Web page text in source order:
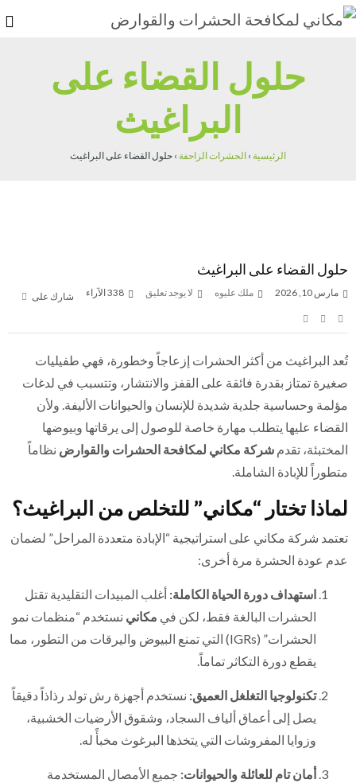
حلول القضاء على
البراغيث
الرئيسية › الحشرات الزاحفة › حلول القضاء على البراغيث
حلول القضاء على البراغيث
مارس 10, 2026 ملك عليوه لا يوجد تعليق الآراء شارك على
تُعد البراغيث من أكثر الحشرات إزعاجاً وخطورة، فهي طفيليات
صغيرة تمتاز بقدرة فائقة على القفز والانتشار، وتتسبب في لدغات
مؤلمة وحساسية جلدية شديدة للإنسان والحيوانات الأليفة. ولأن
القضاء عليها يتطلب مهارة خاصة للوصول إلى يرقاتها وبيوضها
المختبئة، تقدم شركة مكاني لمكافحة الحشرات والقوارض نظاماً
متطوراً للإبادة الشاملة.
لماذا تختار “مكاني” للتخلص من البراغيث؟
تعتمد شركة مكاني على استراتيجية “الإبادة متعددة المراحل” لضمان
عدم عودة الحشرة مرة أخرى:
استهداف دورة الحياة الكاملة: أغلب المبيدات التقليدية تقتل
الحشرات البالغة فقط، لكن في مكاني نستخدم “منظمات نمو
الحشرات” (IGRs) التي تمنع البيوض واليرقات من التطور، مما
يقطع دورة التكاثر تماماً.
تكنولوجيا التغلغل العميق: نستخدم أجهزة رش تولد رذاذاً دقيقاً
يصل إلى أعماق ألياف السجاد، وشقوق الأرضيات الخشبية،
وزوايا المفروشات التي يتخذها البرغوث مخبأً له.
أمان تام للعائلة والحيوانات: جميع الأمصال المستخدمة